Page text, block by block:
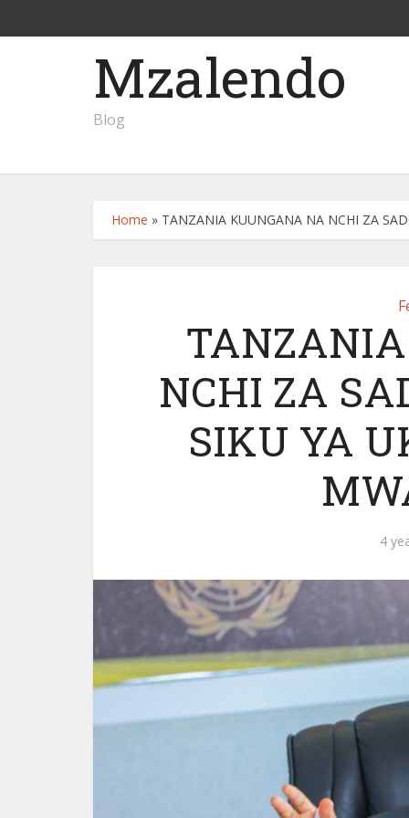
Mzalendo
Blog
Home » TANZANIA KUUNGANA NA NCHI ZA
NCHI ZA
SIKU YA
4